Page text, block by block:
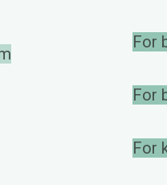
For
For
For